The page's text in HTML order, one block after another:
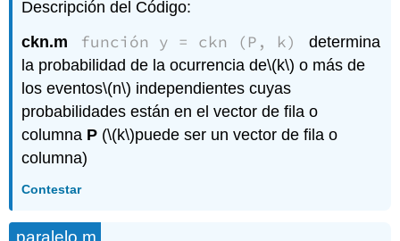
Descripción del Código:
ckn.m
función y = ckn (P, k)
determina
la probabilidad de la ocurrencia de\(k\) o más de
los eventos\(n\) independientes cuyas
probabilidades están en el vector de fila o
columna P (\(k\)puede ser un vector de fila o
columna)
Contestar
paralelo.m